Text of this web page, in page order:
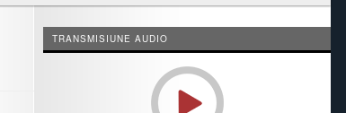
TRANSMISIUNE AUDIO